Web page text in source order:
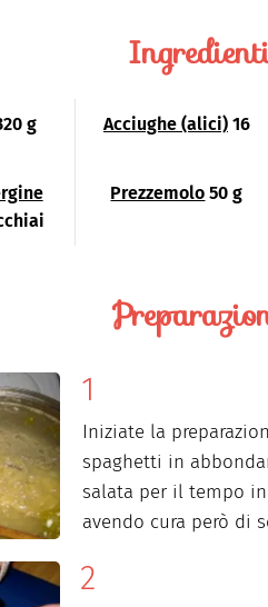
g Acciughe (alici) 16
Prezzemolo 50 g
Iniziate la
spaghetti in
salata per il tempo
avendo cura però di